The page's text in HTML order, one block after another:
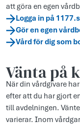
att göra en egen
Logga in på
Gör en egen
Vård för dig som
Vänta på
När din vårdgivare
efter att du har gjort
till avdelningen.
varierar. Inom